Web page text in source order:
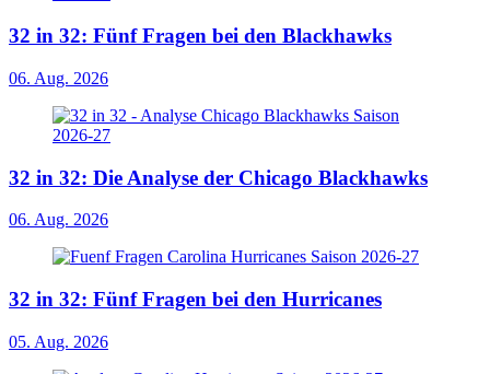
32 in 32: Fünf Fragen bei den Blackhawks
06. Aug. 2026
32 in 32: Die Analyse der Chicago Blackhawks
06. Aug. 2026
32 in 32: Fünf Fragen bei den Hurricanes
05. Aug. 2026